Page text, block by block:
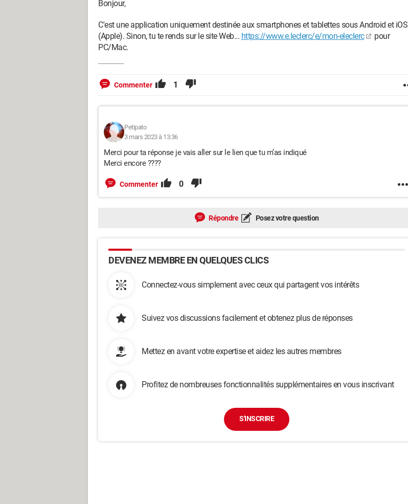
Bonjour,
C'est une application uniquement destinée aux smartphones et tablettes sous Android et iOS
(Apple). Sinon, tu te rends sur le site Web... https://www.e.leclerc/e/mon-eleclerc
pour
PC/Mac.
Commenter 1
Petipato
3 mars 2023 à 13:36
Merci pour ta réponse je vais aller sur le lien que tu m’as indiqué
Merci encore ????
Commenter 0
Répondre Posez votre question
DEVENEZ MEMBRE EN QUELQUES CLICS
Connectez-vous simplement avec ceux qui partagent vos intérêts
Suivez vos discussions facilement et obtenez plus de réponses
Mettez en avant votre expertise et aidez les autres membres
Profitez de nombreuses fonctionnalités supplémentaires en vous inscrivant
S'INSCRIRE